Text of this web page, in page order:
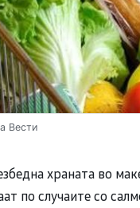
Вести
храната во
по случаите со